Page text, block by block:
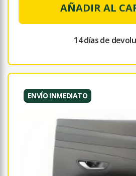
AÑADIR AL
14 días de
ENVÍO INMEDIATO